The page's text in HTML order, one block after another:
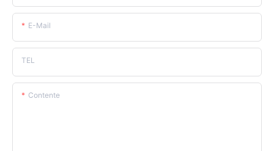
E-Mail
TEL
Contente